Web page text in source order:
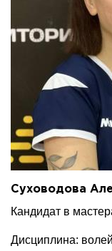
Суховодова
Кандидат в
Дисциплина: